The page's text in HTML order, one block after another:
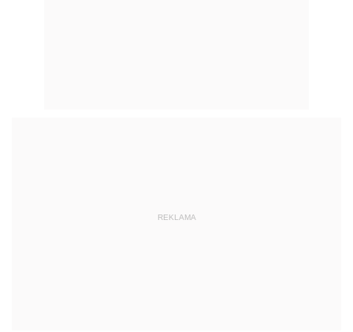
REKLAMA